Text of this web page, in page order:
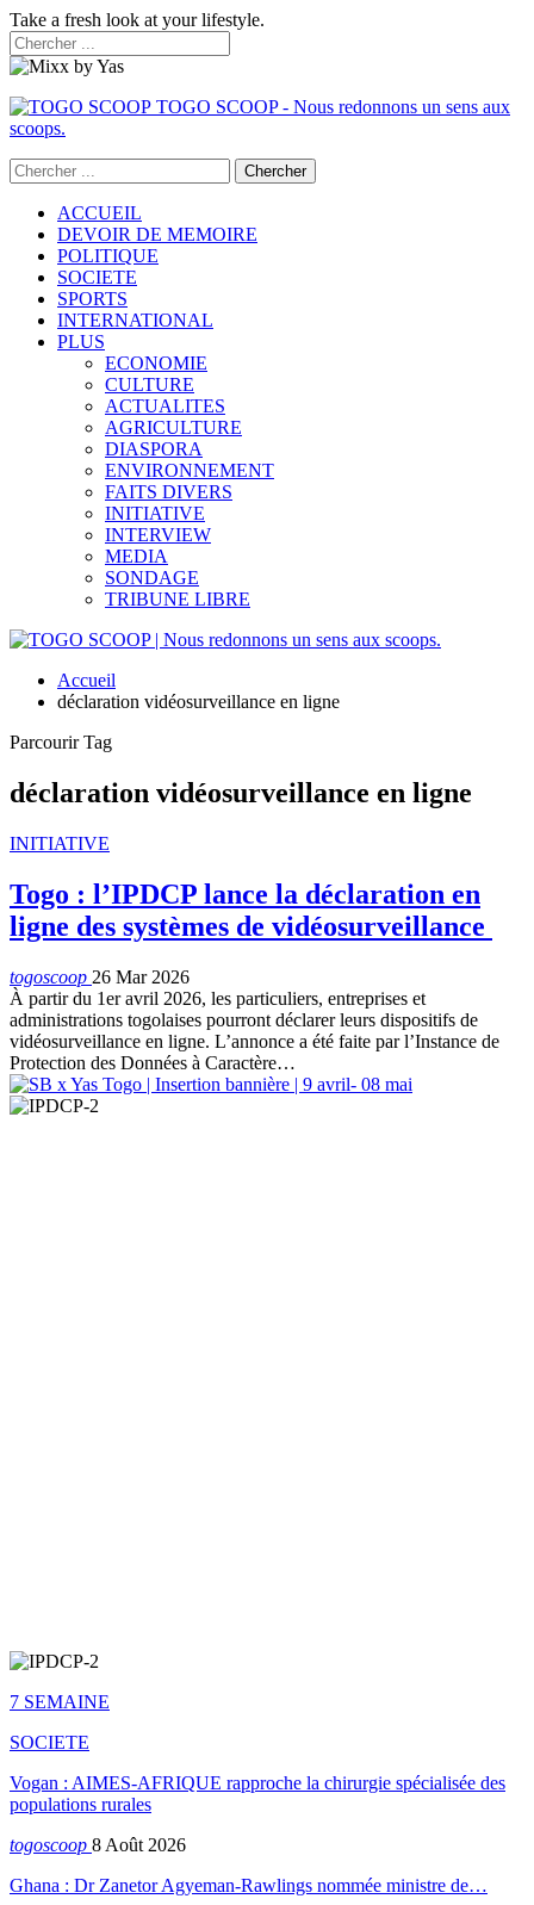
Take a fresh look at your lifestyle.
TOGO SCOOP - Nous redonnons un sens aux
scoops.
ACCUEIL
DEVOIR DE MEMOIRE
POLITIQUE
SOCIETE
SPORTS
INTERNATIONAL
PLUS
ECONOMIE
CULTURE
ACTUALITES
AGRICULTURE
DIASPORA
ENVIRONNEMENT
FAITS DIVERS
INITIATIVE
INTERVIEW
MEDIA
SONDAGE
TRIBUNE LIBRE
Accueil
déclaration vidéosurveillance en ligne
Parcourir Tag
déclaration vidéosurveillance en ligne
INITIATIVE
Togo : l’IPDCP lance la déclaration en
ligne des systèmes de vidéosurveillance
togoscoop 26 Mar 2026
À partir du 1er avril 2026, les particuliers, entreprises et
administrations togolaises pourront déclarer leurs dispositifs de
vidéosurveillance en ligne. L’annonce a été faite par l’Instance de
Protection des Données à Caractère…
7 SEMAINE
SOCIETE
Vogan : AIMES-AFRIQUE rapproche la chirurgie spécialisée des
populations rurales
togoscoop 8 Août 2026
Ghana : Dr Zanetor Agyeman-Rawlings nommée ministre de…